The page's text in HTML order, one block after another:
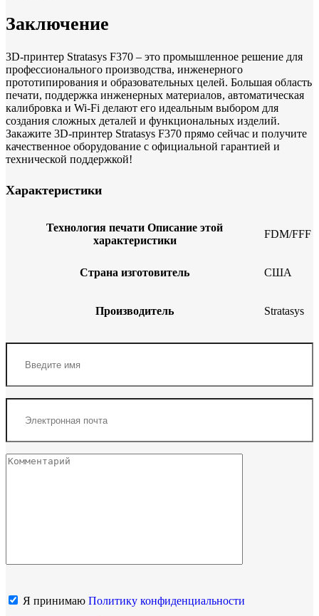
Заключение
3D-принтер Stratasys F370 – это промышленное решение для
профессионального производства, инженерного
прототипирования и образовательных целей. Большая область
печати, поддержка инженерных материалов, автоматическая
калибровка и Wi-Fi делают его идеальным выбором для
создания сложных деталей и функциональных изделий.
Закажите 3D-принтер Stratasys F370 прямо сейчас и получите
качественное оборудование с официальной гарантией и
технической поддержкой!
Характеристики
Технология печати Описание этой
характеристики
FDM/FFF
Страна изготовитель США
Производитель Stratasys
Я принимаю Политику конфиденциальности